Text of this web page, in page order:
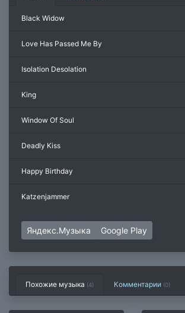
Black Widow
Love Has Passed Me By
Isolation Desolation
King
Window Of Soul
Deadly Kiss
Happy Birthday
Katzenjammer
Яндекс.Музыка Google Play
Похожие музыка (4) Комментарии (0)